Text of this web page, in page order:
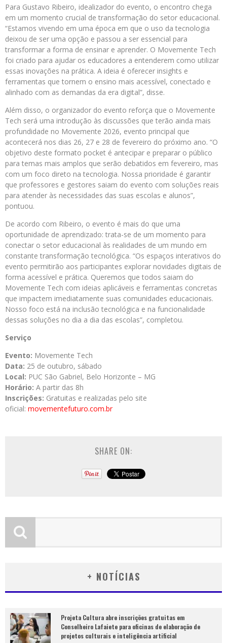
Para Gustavo Ribeiro, idealizador do evento, o encontro chega
em um momento crucial de transformação do setor educacional.
“Estamos vivendo em uma época em que o uso da tecnologia
deixou de ser uma opção e passou a ser essencial para
transformar a forma de ensinar e aprender. O Movemente Tech
foi criado para ajudar os educadores a entenderem como utilizar
essas inovações na prática. A ideia é oferecer insights e
ferramentas que tornem o ensino mais acessível, conectado e
alinhado com as demandas da era digital”, disse.
Além disso, o organizador do evento reforça que o Movemente
Tech será uma introdução às discussões que terão ainda mais
profundidade no Movemente 2026, evento principal que
acontecerá nos dias 26, 27 e 28 de fevereiro do próximo ano. “O
objetivo deste formato pocket é antecipar e preparar o público
para temas mais amplos que serão debatidos em fevereiro, mas
com um foco direto na tecnologia. Nossa prioridade é garantir
que professores e gestores saiam do evento com soluções reais
para atender às necessidades das suas escolas e alunos”,
pontuou.
De acordo com Ribeiro, o evento é mais do que uma
oportunidade de aprendizado: trata-se de um momento para
conectar o setor educacional às realidades de um mundo em
constante transformação tecnológica. “Os espaços interativos do
evento permitirão aos participantes explorar novidades digitais de
forma acessível e prática. Queremos que todos saiam do
Movemente Tech com ideias aplicáveis e ferramentas concretas
que impactem imediatamente suas comunidades educacionais.
Nosso foco está na inclusão tecnológica e na funcionalidade
dessas soluções no dia a dia das escolas”, completou.
Serviço
Evento: Movemente Tech
Data: 25 de outubro, sábado
Local: PUC São Gabriel, Belo Horizonte – MG
Horário: A partir das 8h
Inscrições: Gratuitas e realizadas pelo site
oficial: movementefuturo.com.br
SHARE ON:
+ NOTÍCIAS
Projeta Cultura abre inscrições gratuitas em
Conselheiro Lafaiete para oficinas de elaboração de
projetos culturais e inteligência artificial